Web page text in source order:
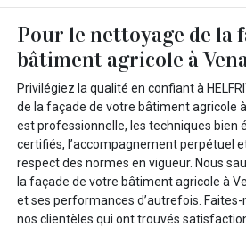
Pour le nettoyage de la
bâtiment agricole à
Privilégiez la qualité en confiant à
de la façade de votre bâtiment agricole
est professionnelle, les techniques bien
certifiés, l’accompagnement perpétuel
respect des normes en vigueur. Nous
la façade de votre bâtiment agricole à
et ses performances d’autrefois.
nos clientèles qui ont trouvés